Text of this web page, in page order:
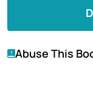
Abuse This